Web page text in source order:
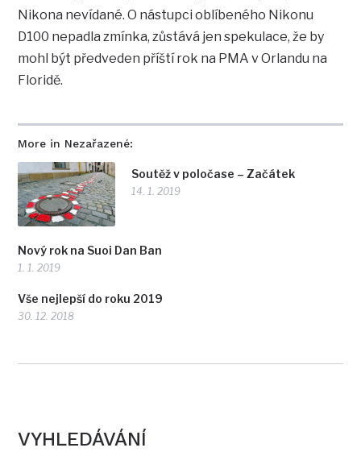
More in Nezařazené:
Soutěž v poločase – Začátek
14. 1. 2019
Nový rok na Suoi Dan Ban
1. 1. 2019
Vše nejlepší do roku 2019
30. 12. 2018
Nikona nevídané. O nástupci oblíbeného Nikonu
D100 nepadla zmínka, zůstává jen spekulace, že by
mohl být předveden příští rok na PMA v Orlandu na
Floridě.
VYHLEDÁVÁNÍ